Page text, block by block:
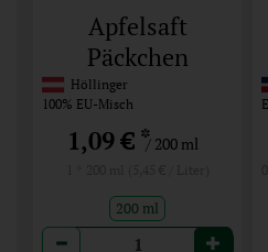
Apfelsaft
Päckchen
Höllinger
100% EU-Misch
1,09 € *
/ 200 ml
200 ml
Anzahl